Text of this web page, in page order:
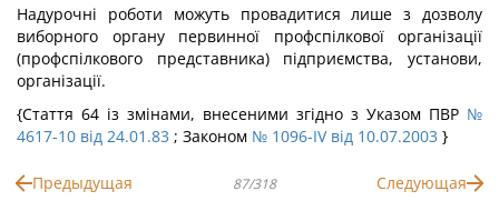
Надурочні роботи можуть провадитися лише з дозволу
виборного органу первинної профспілкової організації
(профспілкового представника) підприємства, установи,
організації.
{Стаття 64 із змінами, внесеними згідно з Указом ПВР №
4617-10 від 24.01.83 ; Законом № 1096-IV від 10.07.2003 }
Предыдущая 87/318 Следующая